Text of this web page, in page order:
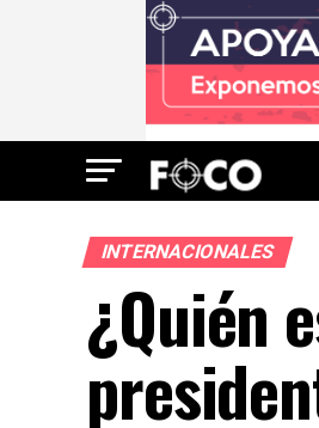
INTERNACIONALES
¿Quién